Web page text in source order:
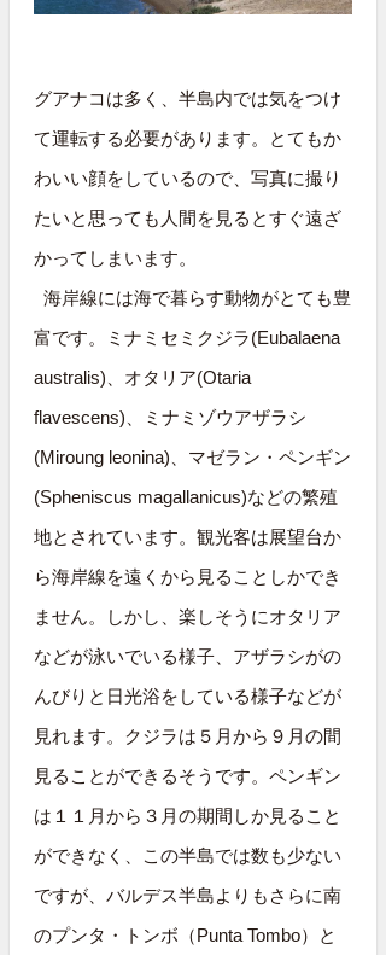
グアナコは多く、半島内では気をつけ
て運転する必要があります。とてもか
わいい顔をしているので、写真に撮り
たいと思っても人間を見るとすぐ遠ざ
かってしまいます。
海岸線には海で暮らす動物がとても豊
富です。ミナミセミクジラ(Eubalaena
australis)、オタリア(Otaria
flavescens)、ミナミゾウアザラシ
(Miroung leonina)、マゼラン・ペンギン
(Spheniscus magallanicus)などの繁殖
地とされています。観光客は展望台か
ら海岸線を遠くから見ることしかでき
ません。しかし、楽しそうにオタリア
などが泳いでいる様子、アザラシがの
んびりと日光浴をしている様子などが
見れます。クジラは５月から９月の間
見ることができるそうです。ペンギン
は１１月から３月の期間しか見ること
ができなく、この半島では数も少ない
ですが、バルデス半島よりもさらに南
のプンタ・トンボ（Punta Tombo）と